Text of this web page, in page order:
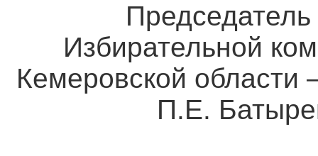
Председатель
Избирательной
Кемеровской
П.Е.